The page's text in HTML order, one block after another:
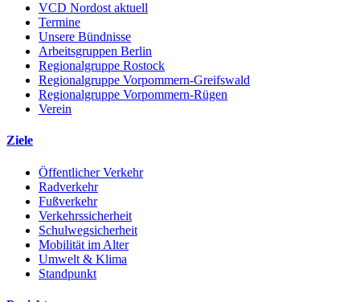
VCD Nordost aktuell
Termine
Unsere Bündnisse
Arbeitsgruppen Berlin
Regionalgruppe Rostock
Regionalgruppe Vorpommern-Greifswald
Regionalgruppe Vorpommern-Rügen
Verein
Ziele
Öffentlicher Verkehr
Radverkehr
Fußverkehr
Verkehrssicherheit
Schulwegsicherheit
Mobilität im Alter
Umwelt & Klima
Standpunkt